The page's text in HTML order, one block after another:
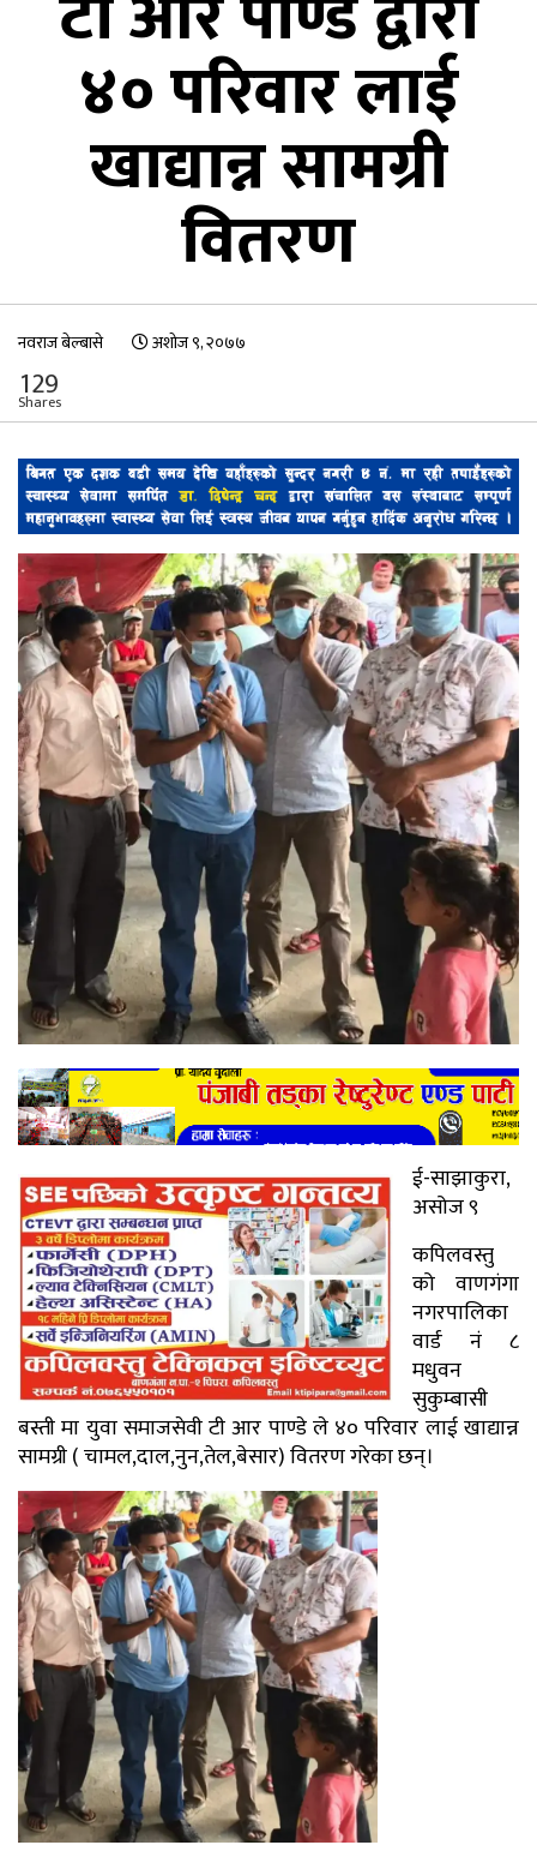
४० परिवार लाई
खाद्यान्न सामग्री
वितरण
नवराज बेल्बासे अशोज ९, २०७७
129
Shares
ई-साझाकुरा,
असोज ९
कपिलवस्तु
को वाणगंगा
नगरपालिका
वार्ड नं ८
मधुवन
सुकुम्बासी
बस्ती मा युवा समाजसेवी टी आर पाण्डे ले ४० परिवार लाई खाद्यान्न
सामग्री ( चामल,दाल,नुन,तेल,बेसार) वितरण गरेका छन्।